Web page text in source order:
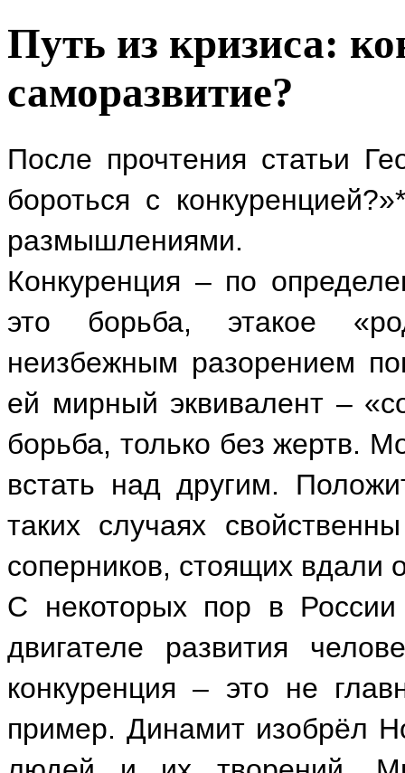
Путь из кризиса:
саморазвитие?
После прочтения статьи
бороться с
размышлениями.
Конкуренция – по
это борьба, этакое
неизбежным разорением
ей мирный эквивалент –
борьба, только без жертв.
встать над другим.
таких случаях
соперников, стоящих вдали
С некоторых пор в России
двигателе развития
конкуренция – это не
пример. Динамит изобрёл